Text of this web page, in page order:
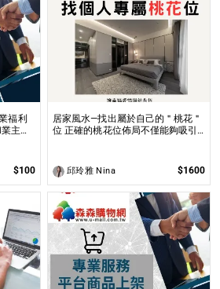
福利
主討
$100
居家風水—找出屬於自己的＂桃花＂
位 正確的桃花位佈局不僅能夠吸引
邱玲雅 Nina $1600